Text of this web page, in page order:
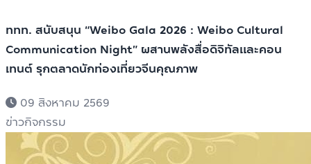
ททท. สนับสนุน “Weibo Gala 2026 : Weibo Cultural
Communication Night” ผสานพลังสื่อดิจิทัลและคอน
เทนต์ รุกตลาดนักท่องเที่ยวจีนคุณภาพ
09 สิงหาคม 2569
ข่าวกิจกรรม